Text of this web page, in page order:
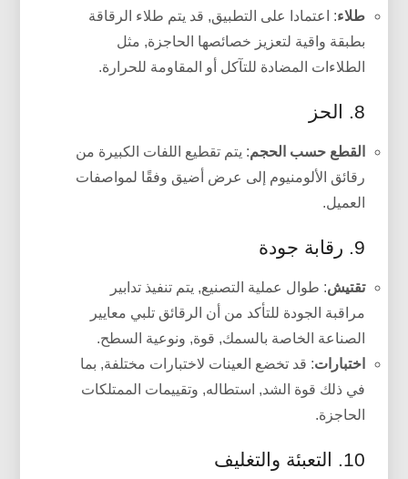
طلاء: اعتمادا على التطبيق, قد يتم طلاء الرقاقة
بطبقة واقية لتعزيز خصائصها الحاجزة, مثل
الطلاءات المضادة للتآكل أو المقاومة للحرارة.
8. الحز
القطع حسب الحجم: يتم تقطيع اللفات الكبيرة من
رقائق الألومنيوم إلى عرض أضيق وفقًا لمواصفات
العميل.
9. رقابة جودة
تقتيش: طوال عملية التصنيع, يتم تنفيذ تدابير
مراقبة الجودة للتأكد من أن الرقائق تلبي معايير
الصناعة الخاصة بالسمك, قوة, ونوعية السطح.
اختبارات: قد تخضع العينات لاختبارات مختلفة, بما
في ذلك قوة الشد, استطاله, وتقييمات الممتلكات
الحاجزة.
10. التعبئة والتغليف